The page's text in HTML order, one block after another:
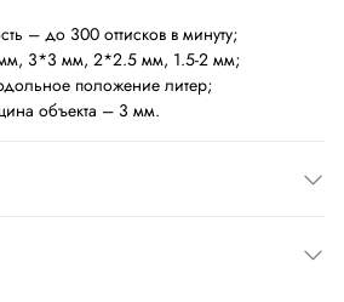
– до 300 оттисков в минуту;
3*3 мм, 2*2.5 мм, 1.5-2 мм;
положение литер;
объекта – 3 мм.